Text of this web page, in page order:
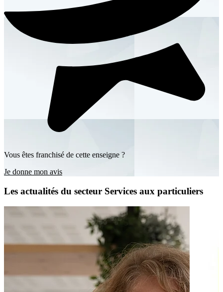
Vous êtes franchisé de cette enseigne ?
Je donne mon avis
Les actualités du secteur Services aux particuliers